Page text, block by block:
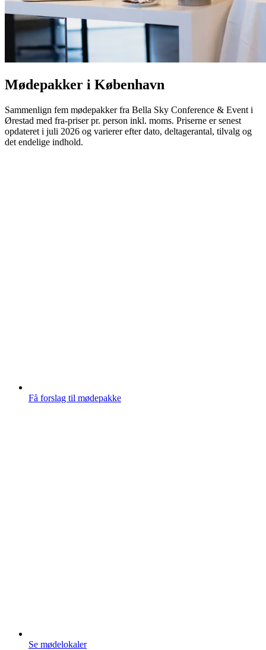
Mødepakker i København
Sammenlign fem mødepakker fra Bella Sky Conference & Event i
Ørestad med fra-priser pr. person inkl. moms. Priserne er senest
opdateret i juli 2026 og varierer efter dato, deltagerantal, tilvalg og
det endelige indhold.
Få forslag til mødepakke
Se mødelokaler